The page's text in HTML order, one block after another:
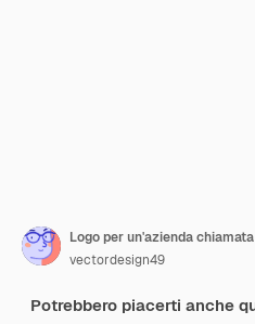
Logo per un'azienda
vectordesign49
Potrebbero piacerti anche